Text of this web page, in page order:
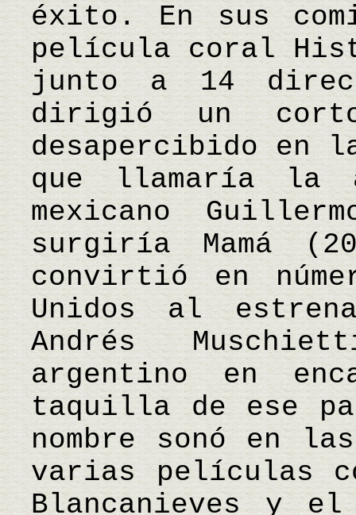
éxito. En sus
película coral
junto a 14
dirigió un
desapercibido en
que llamaría la
mexicano
surgiría Mamá
convirtió en
Unidos al
Andrés
argentino en
taquilla de ese
nombre sonó en
varias películas
Blancanieves y el